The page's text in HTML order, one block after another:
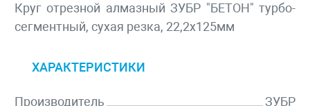
Круг отрезной алмазный ЗУБР "БЕТОН" турбо-
сегментный, сухая резка, 22,2х125мм
ХАРАКТЕРИСТИКИ
Производитель
ЗУБР